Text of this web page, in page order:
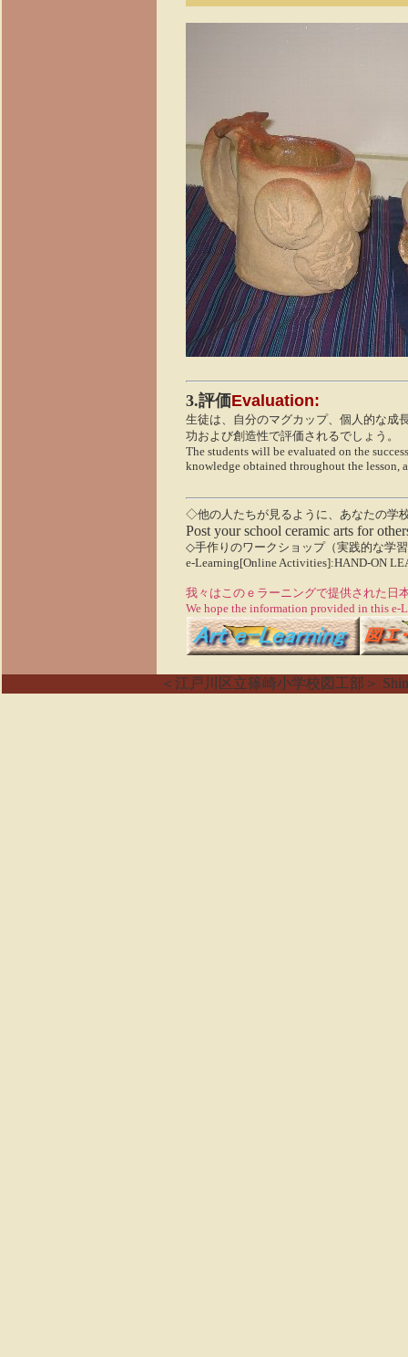
3.評価Evaluation:
生徒は、自分のマグカップ、個人的な成
功および創造性で評価されるでしょう。
The students will be evaluated on the
knowledge obtained throughout the lesson,
◇他の人たちが見るように、あなたの学
Post your school ceramic arts for
◇手作りのワークショップ（実践的な学
e-Learning[Online Activities]:HAND-ON
我々はこのｅラーニングで提供された日
We hope the information provided in this e-
＜江戸川区立篠崎小学校図工部＞